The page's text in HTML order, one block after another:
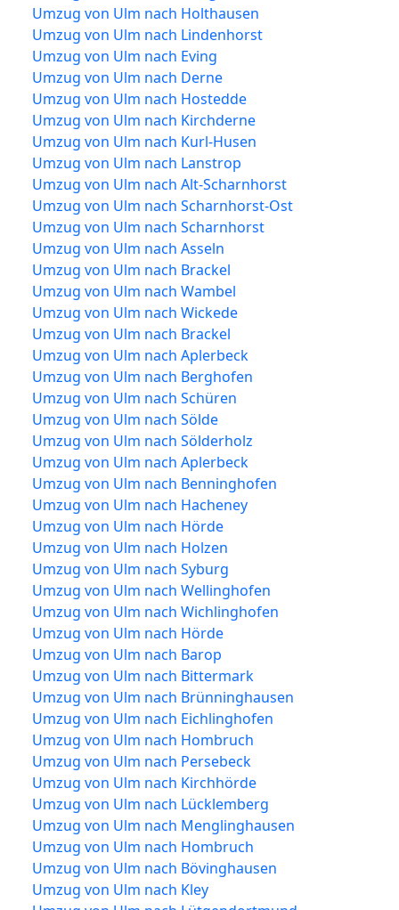
Umzug von Ulm nach Holthausen
Umzug von Ulm nach Lindenhorst
Umzug von Ulm nach Eving
Umzug von Ulm nach Derne
Umzug von Ulm nach Hostedde
Umzug von Ulm nach Kirchderne
Umzug von Ulm nach Kurl-Husen
Umzug von Ulm nach Lanstrop
Umzug von Ulm nach Alt-Scharnhorst
Umzug von Ulm nach Scharnhorst-Ost
Umzug von Ulm nach Scharnhorst
Umzug von Ulm nach Asseln
Umzug von Ulm nach Brackel
Umzug von Ulm nach Wambel
Umzug von Ulm nach Wickede
Umzug von Ulm nach Brackel
Umzug von Ulm nach Aplerbeck
Umzug von Ulm nach Berghofen
Umzug von Ulm nach Schüren
Umzug von Ulm nach Sölde
Umzug von Ulm nach Sölderholz
Umzug von Ulm nach Aplerbeck
Umzug von Ulm nach Benninghofen
Umzug von Ulm nach Hacheney
Umzug von Ulm nach Hörde
Umzug von Ulm nach Holzen
Umzug von Ulm nach Syburg
Umzug von Ulm nach Wellinghofen
Umzug von Ulm nach Wichlinghofen
Umzug von Ulm nach Hörde
Umzug von Ulm nach Barop
Umzug von Ulm nach Bittermark
Umzug von Ulm nach Brünninghausen
Umzug von Ulm nach Eichlinghofen
Umzug von Ulm nach Hombruch
Umzug von Ulm nach Persebeck
Umzug von Ulm nach Kirchhörde
Umzug von Ulm nach Lücklemberg
Umzug von Ulm nach Menglinghausen
Umzug von Ulm nach Hombruch
Umzug von Ulm nach Bövinghausen
Umzug von Ulm nach Kley